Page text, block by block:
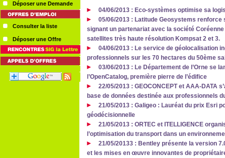
Déposer une Demande
Consulter la liste
Déposer une Offre
04/06/2013 : Eco-systèmes optimise sa
05/06/2013 : Latitude Geosystems
signant un partenariat avec la société
satellites très haute résolution Kompsat 2 et 3.
04/06/2013 : Le service de géolocalisation
professionnels sur les 70 hectares du 50ème
03/06/2013 : Le Département de l’Orne se
l’OpenCatalog, première pierre de l’édifice
22/05/2013 : GEOCONCEPT et AAA-DATA
base de données destinée aux professionnels
21/05/2013 : Galigeo : Lauréat du prix Esri
géodécisionnelle
21/05/2013 : ORTEC et ITELLIGENCE
l’optimisation du transport dans un
21/05/20133 : Bentley présente la version
et les mises en œuvre innovantes de